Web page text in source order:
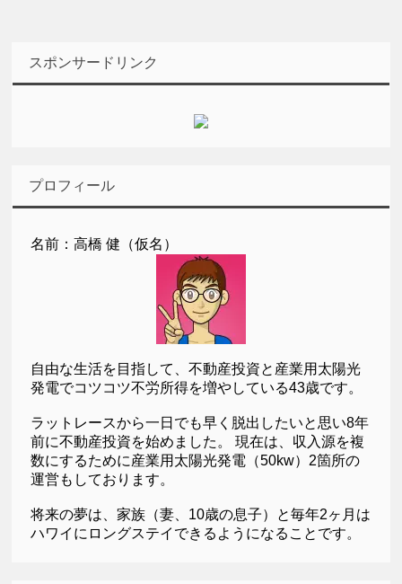
スポンサードリンク
プロフィール
名前：高橋 健（仮名）
自由な生活を目指して、不動産投資と産業用太陽光
発電でコツコツ不労所得を増やしている43歳です。
ラットレースから一日でも早く脱出したいと思い8年
前に不動産投資を始めました。 現在は、収入源を複
数にするために産業用太陽光発電（50kw）2箇所の
運営もしております。
将来の夢は、家族（妻、10歳の息子）と毎年2ヶ月は
ハワイにロングステイできるようになることです。